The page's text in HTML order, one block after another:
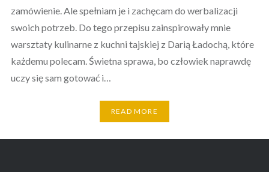
zamówienie. Ale spełniam je i zachęcam do werbalizacji
swoich potrzeb. Do tego przepisu zainspirowały mnie
warsztaty kulinarne z kuchni tajskiej z Darią Ładochą, które
każdemu polecam. Świetna sprawa, bo człowiek naprawdę
uczy się sam gotować i…
READ MORE